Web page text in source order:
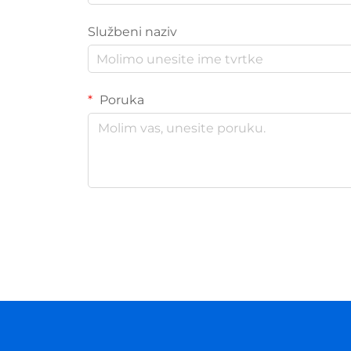
Službeni naziv
Poruka